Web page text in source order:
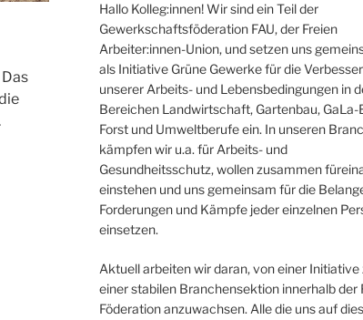
Hallo Kolleg:innen! Wir sind ein Teil der
Gewerkschaftsföderation FAU, der Freien
Arbeiter:innen-Union, und setzen uns
als Initiative Grüne Gewerke für die
unserer Arbeits- und Lebensbedingungen in
Bereichen Landwirtschaft, Gartenbau, GaLa-
Forst und Umweltberufe ein. In unseren
kämpfen wir u.a. für Arbeits- und
Gesundheitsschutz, wollen zusammen
einstehen und uns gemeinsam für die
Forderungen und Kämpfe jeder einzelnen
einsetzen.
Aktuell arbeiten wir daran, von einer Initiative
einer stabilen Branchensektion innerhalb der
Föderation anzuwachsen. Alle die uns auf